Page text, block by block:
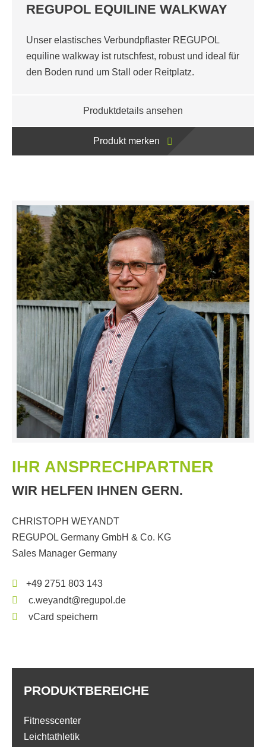
REGUPOL EQUILINE WALKWAY
Unser elastisches Verbundpflaster REGUPOL
equiline walkway ist rutschfest, robust und ideal für
den Boden rund um Stall oder Reitplatz.
Produktdetails ansehen
Produkt merken
IHR ANSPRECHPARTNER
WIR HELFEN IHNEN GERN.
CHRISTOPH WEYANDT
REGUPOL Germany GmbH & Co. KG
Sales Manager Germany
+49 2751 803 143
c.weyandt@regupol.de
vCard speichern
PRODUKTBEREICHE
Fitnesscenter
Leichtathletik